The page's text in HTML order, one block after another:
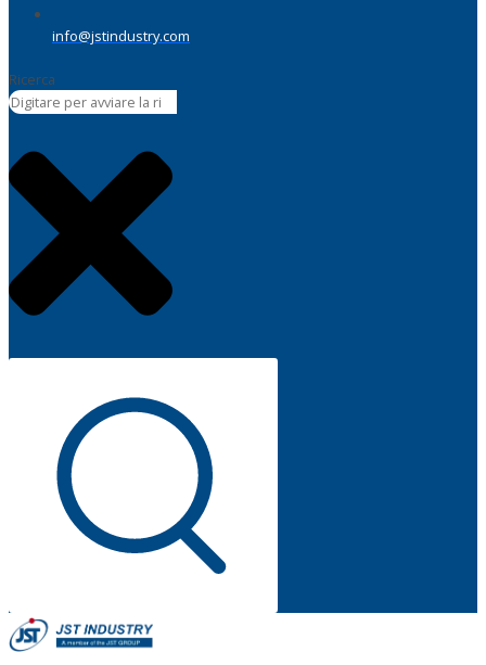
info@jstindustry.com
Ricerca